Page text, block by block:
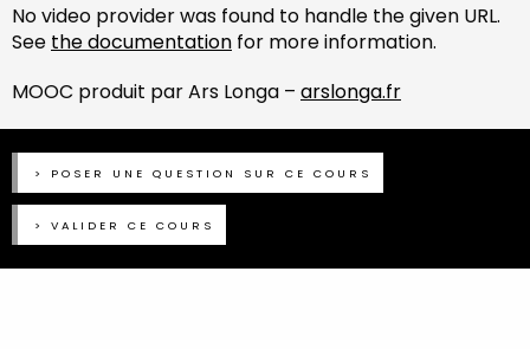
No video provider was found to handle the given URL.
See the documentation for more information.
MOOC produit par Ars Longa – arslonga.fr
POSER UNE QUESTION SUR CE COURS
VALIDER CE COURS